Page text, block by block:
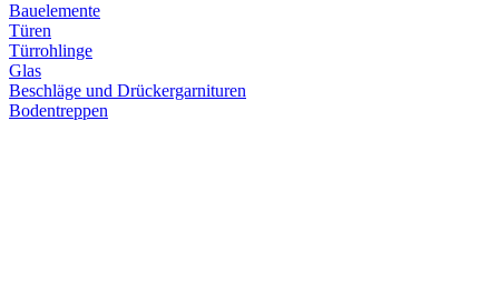
Bauelemente
Türen
Türrohlinge
Glas
Beschläge und Drückergarnituren
Bodentreppen